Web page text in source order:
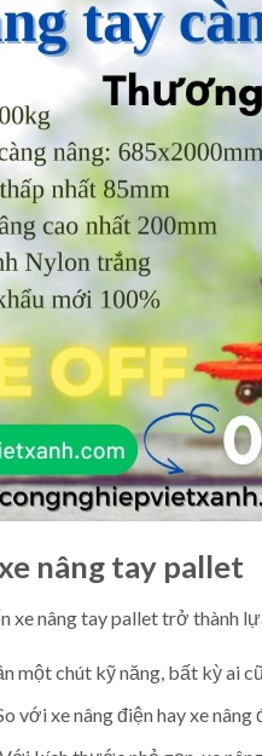
nâng tay pallet
xe nâng tay pallet trở thành
một chút kỹ năng, bất kỳ ai
với xe nâng điện hay xe